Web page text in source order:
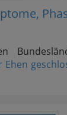
Ehen